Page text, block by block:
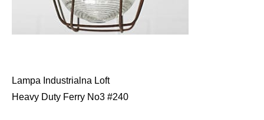
Nawigacja
Lampa Industrialna Loft
Heavy Duty Ferry No3 #240